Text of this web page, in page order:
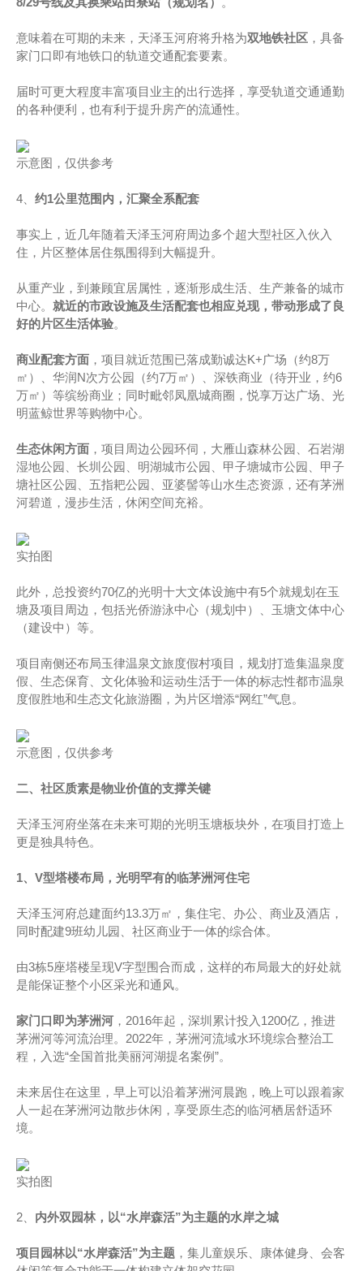
意味着在可期的未来，天泽玉河府将升格为双地铁社区 ，具备
家门口即有地铁口的轨道交通配套要素。
届时可更大程度丰富项目业主的出行选择，享受轨道交通通勤
的各种便利，也有利于提升房产的流通性。
示意图，仅供参考
4、 约1公里范围内，汇聚全系配套
事实上，近几年随着天泽玉河府周边多个超大型社区入伙入
住，片区整体居住氛围得到大幅提升。
从重产业，到兼顾宜居属性，逐渐形成生活、生产兼备的城市
中心。 就近的市政设施及生活配套也相应兑现，带动形成了良
好的片区生活体验。
商业配套方面 ，项目就近范围已落成勤诚达K+广场（约8万
㎡）、华润N次方公园（约7万㎡）、深铁商业（待开业，约6
万㎡）等缤纷商业；同时毗邻凤凰城商圈，悦享万达广场、光
明蓝鲸世界等购物中心。
生态休闲方面 ，项目周边公园环伺，大雁山森林公园、石岩湖
湿地公园、长圳公园、明湖城市公园、甲子塘城市公园、甲子
塘社区公园、五指耙公园、亚婆髻等山水生态资源，还有茅洲
河碧道，漫步生活，休闲空间充裕。
实拍图
此外，总投资约70亿的光明十大文体设施中有5个就规划在玉
塘及项目周边，包括光侨游泳中心（规划中）、玉塘文体中心
（建设中）等。
项目南侧还布局玉律温泉文旅度假村项目，规划打造集温泉度
假、生态保育、文化体验和运动生活于一体的标志性都市温泉
度假胜地和生态文化旅游圈，为片区增添“网红”气息。
示意图，仅供参考
二、社区质素是物业价值的支撑关键
天泽玉河府坐落在未来可期的光明玉塘板块外，在项目打造上
更是独具特色。
1、V型塔楼布局，光明罕有的临茅洲河住宅
天泽玉河府总建面约13.3万㎡，集住宅、办公、商业及酒店，
同时配建9班幼儿园、社区商业于一体的综合体。
由3栋5座塔楼呈现V字型围合而成，这样的布局最大的好处就
是能保证整个小区采光和通风。
家门口 即为茅洲河 ，2016年起，深圳累计投入1200亿，推进
茅洲河等河流治理。2022年，茅洲河流域水环境综合整治工
程，入选“全国首批美丽河湖提名案例”。
未来居住在这里，早上可以沿着茅洲河晨跑，晚上可以跟着家
人一起在茅洲河边散步休闲，享受原生态的临河栖居舒适环
境。
实拍图
2、 内外双园林，以“水岸森活”为主题的水岸之城
项目园林以“水岸森活”为主题 ，集儿童娱乐、康体健身、会客